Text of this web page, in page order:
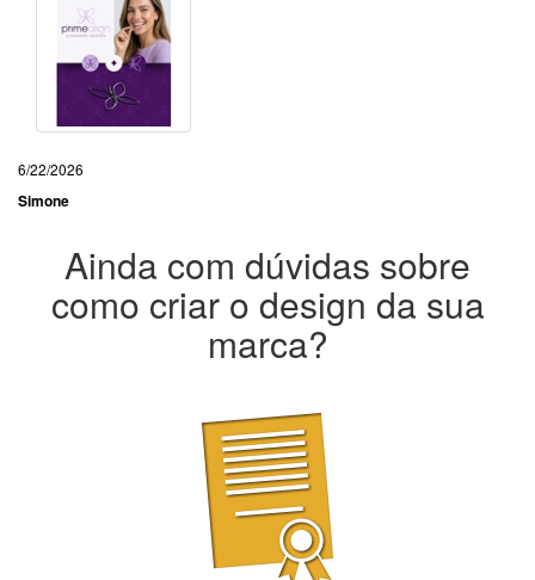
6/22/2026
Simone
Ainda com dúvidas sobre
como criar o design da sua
marca?